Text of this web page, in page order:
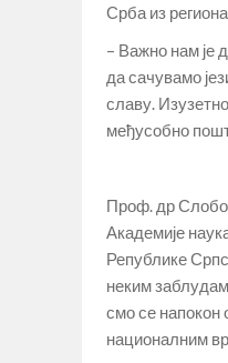
Срба из региона.
– Важно нам је
да сачувамо
славу.
међусобно
Проф. др
Академије
Републике
неким
смо се напокон
националним